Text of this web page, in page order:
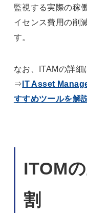
監視する実際の稼
イセンス費用の削
す。
なお、ITAMの詳細
⇒IT Asset
すすめツールを解
ITOM
割